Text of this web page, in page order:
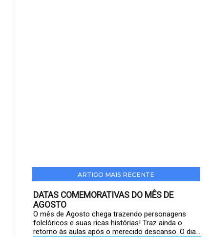
ARTIGO MAIS RECENTE
DATAS COMEMORATIVAS DO MÊS DE
AGOSTO
O mês de Agosto chega trazendo personagens
folclóricos e suas ricas histórias! Traz ainda o
retorno às aulas após o merecido descanso. O dia...